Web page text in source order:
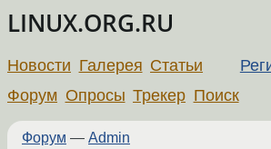
LINUX.ORG.RU
Новости Галерея Статьи
Форум Опросы Трекер Поиск
Форум — Admin